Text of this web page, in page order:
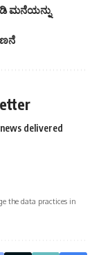
ಮನೆಯನ್ನು
delivered
the data practices in